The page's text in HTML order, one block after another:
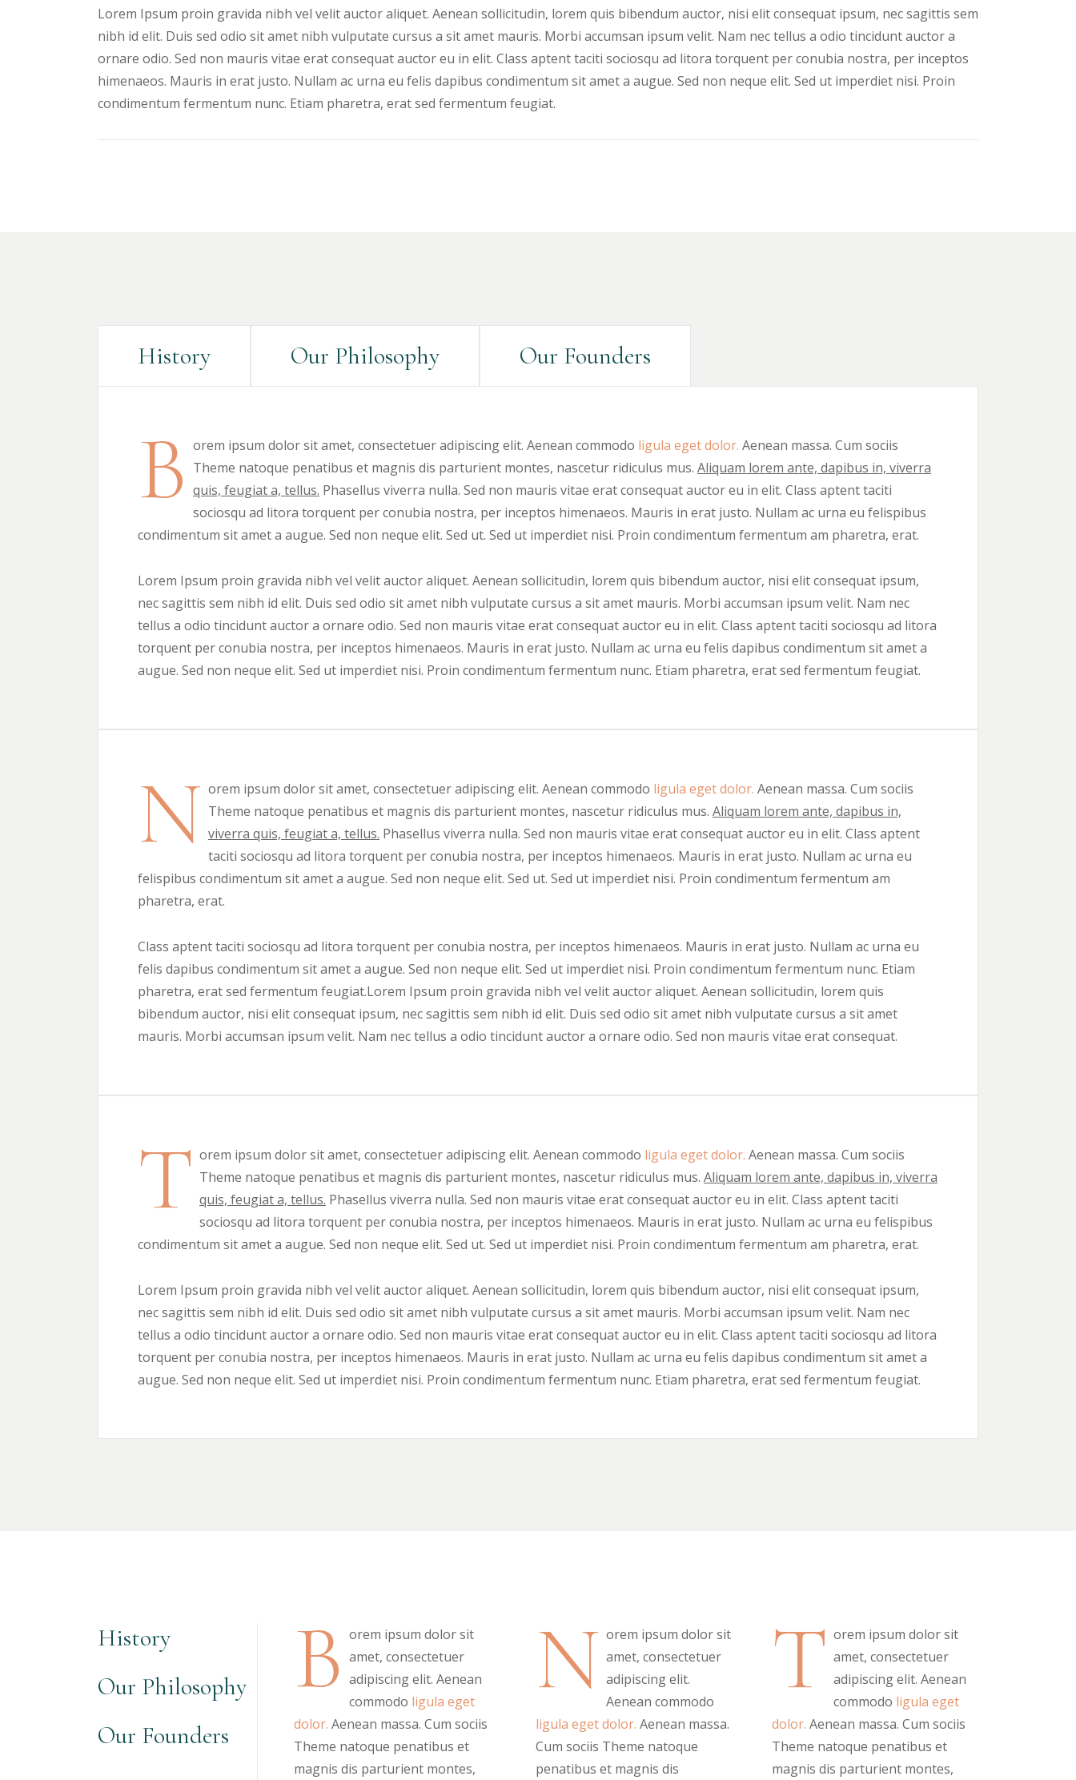
Lorem Ipsum proin gravida nibh vel velit auctor aliquet. Aenean sollicitudin, lorem quis bibendum auctor, nisi elit consequat ipsum, nec sagittis sem
nibh id elit. Duis sed odio sit amet nibh vulputate cursus a sit amet mauris. Morbi accumsan ipsum velit. Nam nec tellus a odio tincidunt auctor a
ornare odio. Sed non mauris vitae erat consequat auctor eu in elit. Class aptent taciti sociosqu ad litora torquent per conubia nostra, per inceptos
himenaeos. Mauris in erat justo. Nullam ac urna eu felis dapibus condimentum sit amet a augue. Sed non neque elit. Sed ut imperdiet nisi. Proin
condimentum fermentum nunc. Etiam pharetra, erat sed fermentum feugiat.
History Our Philosophy Our Founders
B orem ipsum dolor sit amet, consectetuer adipiscing elit. Aenean commodo ligula eget dolor. Aenean massa. Cum sociis
Theme natoque penatibus et magnis dis parturient montes, nascetur ridiculus mus. Aliquam lorem ante, dapibus in, viverra
quis, feugiat a, tellus. Phasellus viverra nulla. Sed non mauris vitae erat consequat auctor eu in elit. Class aptent taciti
sociosqu ad litora torquent per conubia nostra, per inceptos himenaeos. Mauris in erat justo. Nullam ac urna eu felispibus
condimentum sit amet a augue. Sed non neque elit. Sed ut. Sed ut imperdiet nisi. Proin condimentum fermentum am pharetra, erat.
Lorem Ipsum proin gravida nibh vel velit auctor aliquet. Aenean sollicitudin, lorem quis bibendum auctor, nisi elit consequat ipsum,
nec sagittis sem nibh id elit. Duis sed odio sit amet nibh vulputate cursus a sit amet mauris. Morbi accumsan ipsum velit. Nam nec
tellus a odio tincidunt auctor a ornare odio. Sed non mauris vitae erat consequat auctor eu in elit. Class aptent taciti sociosqu ad litora
torquent per conubia nostra, per inceptos himenaeos. Mauris in erat justo. Nullam ac urna eu felis dapibus condimentum sit amet a
augue. Sed non neque elit. Sed ut imperdiet nisi. Proin condimentum fermentum nunc. Etiam pharetra, erat sed fermentum feugiat.
N orem ipsum dolor sit amet, consectetuer adipiscing elit. Aenean commodo ligula eget dolor. Aenean massa. Cum sociis
Theme natoque penatibus et magnis dis parturient montes, nascetur ridiculus mus. Aliquam lorem ante, dapibus in,
viverra quis, feugiat a, tellus. Phasellus viverra nulla. Sed non mauris vitae erat consequat auctor eu in elit. Class aptent
taciti sociosqu ad litora torquent per conubia nostra, per inceptos himenaeos. Mauris in erat justo. Nullam ac urna eu
felispibus condimentum sit amet a augue. Sed non neque elit. Sed ut. Sed ut imperdiet nisi. Proin condimentum fermentum am
pharetra, erat.
Class aptent taciti sociosqu ad litora torquent per conubia nostra, per inceptos himenaeos. Mauris in erat justo. Nullam ac urna eu
felis dapibus condimentum sit amet a augue. Sed non neque elit. Sed ut imperdiet nisi. Proin condimentum fermentum nunc. Etiam
pharetra, erat sed fermentum feugiat.Lorem Ipsum proin gravida nibh vel velit auctor aliquet. Aenean sollicitudin, lorem quis
bibendum auctor, nisi elit consequat ipsum, nec sagittis sem nibh id elit. Duis sed odio sit amet nibh vulputate cursus a sit amet
mauris. Morbi accumsan ipsum velit. Nam nec tellus a odio tincidunt auctor a ornare odio. Sed non mauris vitae erat consequat.
T orem ipsum dolor sit amet, consectetuer adipiscing elit. Aenean commodo ligula eget dolor. Aenean massa. Cum sociis
Theme natoque penatibus et magnis dis parturient montes, nascetur ridiculus mus. Aliquam lorem ante, dapibus in, viverra
quis, feugiat a, tellus. Phasellus viverra nulla. Sed non mauris vitae erat consequat auctor eu in elit. Class aptent taciti
sociosqu ad litora torquent per conubia nostra, per inceptos himenaeos. Mauris in erat justo. Nullam ac urna eu felispibus
condimentum sit amet a augue. Sed non neque elit. Sed ut. Sed ut imperdiet nisi. Proin condimentum fermentum am pharetra, erat.
Lorem Ipsum proin gravida nibh vel velit auctor aliquet. Aenean sollicitudin, lorem quis bibendum auctor, nisi elit consequat ipsum,
nec sagittis sem nibh id elit. Duis sed odio sit amet nibh vulputate cursus a sit amet mauris. Morbi accumsan ipsum velit. Nam nec
tellus a odio tincidunt auctor a ornare odio. Sed non mauris vitae erat consequat auctor eu in elit. Class aptent taciti sociosqu ad litora
torquent per conubia nostra, per inceptos himenaeos. Mauris in erat justo. Nullam ac urna eu felis dapibus condimentum sit amet a
augue. Sed non neque elit. Sed ut imperdiet nisi. Proin condimentum fermentum nunc. Etiam pharetra, erat sed fermentum feugiat.
History
Our Philosophy
Our Founders
B orem ipsum dolor sit
amet, consectetuer
adipiscing elit. Aenean
commodo ligula eget
dolor. Aenean massa. Cum sociis
Theme natoque penatibus et
magnis dis parturient montes,
N orem ipsum dolor sit
amet, consectetuer
adipiscing elit.
Aenean commodo
ligula eget dolor. Aenean massa.
Cum sociis Theme natoque
penatibus et magnis dis
T orem ipsum dolor sit
amet, consectetuer
adipiscing elit. Aenean
commodo ligula eget
dolor. Aenean massa. Cum sociis
Theme natoque penatibus et
magnis dis parturient montes,